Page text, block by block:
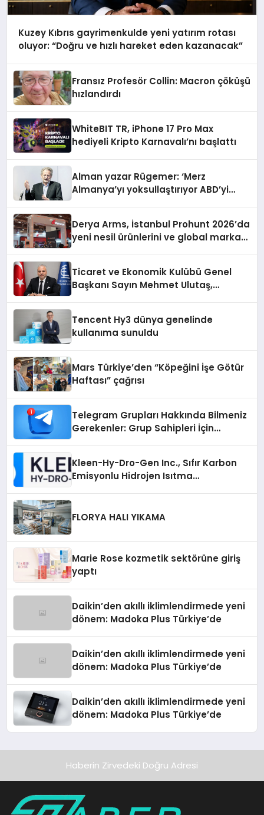
Kuzey Kıbrıs gayrimenkulde yeni yatırım rotası
oluyor: “Doğru ve hızlı hareket eden kazanacak”
Fransız Profesör Collin: Macron çöküşü
hızlandırdı
WhiteBIT TR, iPhone 17 Pro Max
hediyeli Kripto Karnavalı’nı başlattı
Alman yazar Rügemer: ‘Merz
Almanya’yı yoksullaştırıyor ABD’yi
Derya Arms, İstanbul Prohunt 2026’da
yeni nesil ürünlerini ve global marka
Ticaret ve Ekonomik Kulübü Genel
Başkanı Sayın Mehmet Ulutaş,
Tencent Hy3 dünya genelinde
kullanıma sunuldu
Mars Türkiye’den “Köpeğini İşe Götür
Haftası” çağrısı
Telegram Grupları Hakkında Bilmeniz
Gerekenler: Grup Sahipleri İçin
Kleen-Hy-Dro-Gen Inc., Sıfır Karbon
Emisyonlu Hidrojen Isıtma
FLORYA HALI YIKAMA
Marie Rose kozmetik sektörüne giriş
yaptı
Daikin’den akıllı iklimlendirmede yeni
dönem: Madoka Plus Türkiye’de
Daikin’den akıllı iklimlendirmede yeni
dönem: Madoka Plus Türkiye’de
Daikin’den akıllı iklimlendirmede yeni
dönem: Madoka Plus Türkiye’de
Haberin Zirvedeki Doğru Adresi